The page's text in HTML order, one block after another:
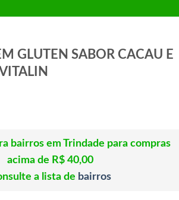
GLUTEN SABOR CACAU E
bairros em Trindade para compras
acima de R$ 40,00
a lista de bairros